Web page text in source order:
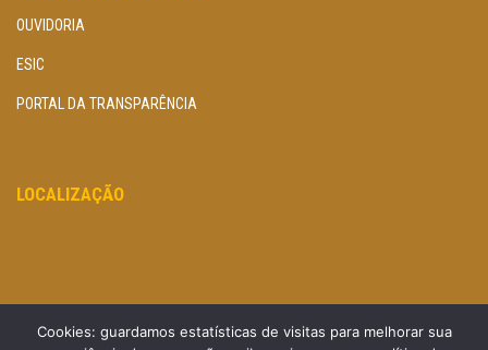
OUVIDORIA
ESIC
PORTAL DA TRANSPARÊNCIA
LOCALIZAÇÃO
Cookies: guardamos estatísticas de visitas para melhorar sua